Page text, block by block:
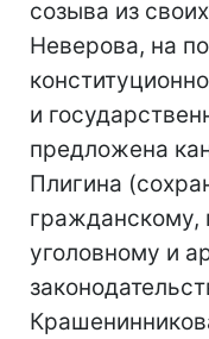
созыва из
Неверова, на
и
предложена
Плигина
гражданскому,
уголовному и